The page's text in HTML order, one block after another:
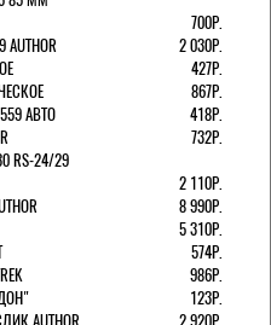
700Р.
2 030Р.
427Р.
867Р.
АВТО
418Р.
732Р.
RS-24/29
2 110Р.
8 990Р.
5 310Р.
574Р.
986Р.
123Р.
AUTHOR
2 920Р.